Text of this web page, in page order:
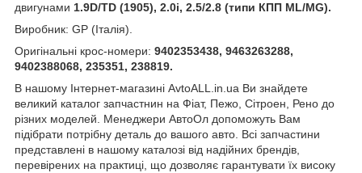
двигунами 1.9D/TD (1905), 2.0i, 2.5/2.8 (типи КПП ML/MG).
Виробник: GP (Італія).
Оригінальні крос-номери: 9402353438, 9463263288,
9402388068, 235351, 238819.
В нашому Інтернет-магазині AvtoALL.in.ua Ви знайдете
великий каталог запчастнин на Фіат, Пежо, Сітроен, Рено до
різних моделей. Менеджери АвтоОл допоможуть Вам
підібрати потрібну деталь до вашого авто. Всі запчастини
представлені в нашому каталозі від надійних брендів,
перевірених на практиці, що дозволяє гарантувати їх високу